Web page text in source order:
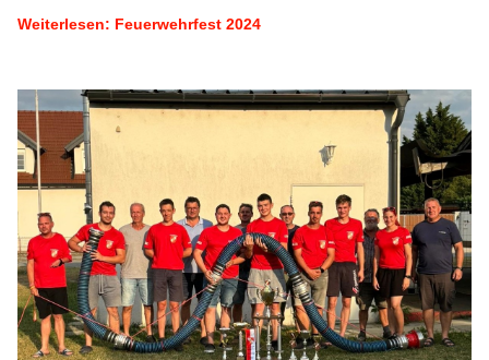
Weiterlesen: Feuerwehrfest 2024